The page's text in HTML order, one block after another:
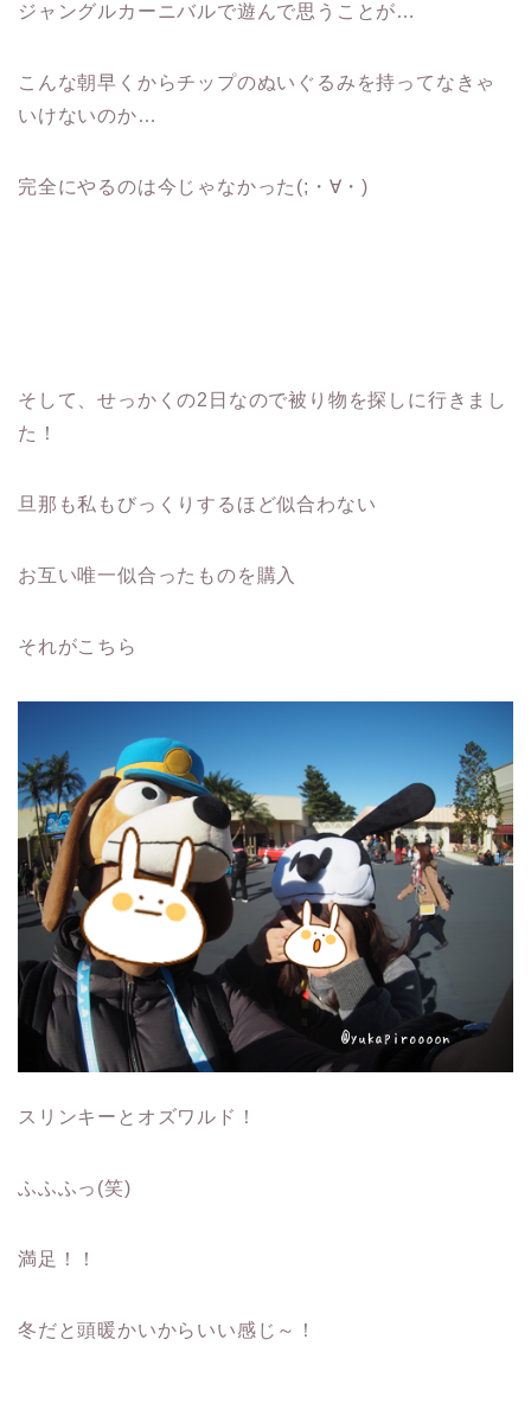
ジャングルカーニバルで遊んで思うことが…
こんな朝早くからチップのぬいぐるみを持ってなきゃ
いけないのか…
完全にやるのは今じゃなかった(;・∀・)
そして、せっかくの2日なので被り物を探しに行きまし
た！
旦那も私もびっくりするほど似合わない
お互い唯一似合ったものを購入
それがこちら
スリンキーとオズワルド！
ふふふっ(笑)
満足！！
冬だと頭暖かいからいい感じ～！